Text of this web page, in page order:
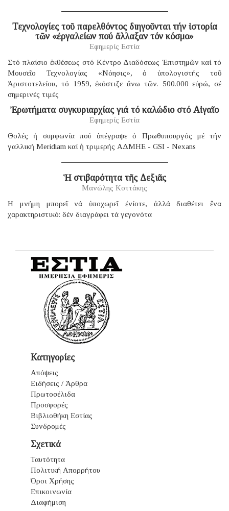
Τεχνολογίες τοῦ παρελθόντος διηγοῦνται τήν ἱστορία
τῶν «ἐργαλείων πού ἄλλαξαν τόν κόσμο»
Εφημερίς Εστία
Στό πλαίσιο ἐκθέσεως στό Κέντρο Διαδόσεως Ἐπιστημῶν καί τό
Μουσεῖο Τεχνολογίας «Νόησις», ὁ ὑπολογιστής τοῦ
Ἀριστοτελείου, τό 1959, ἐκόστιζε ἄνω τῶν. 500.000 εὐρώ, σέ
σημερινές τιμές
Ἐρωτήματα συγκυριαρχίας γιά τό καλώδιο στό Αἰγαῖο
Εφημερίς Εστία
Θολές ἡ συμφωνία πού ὑπέγραψε ὁ Πρωθυπουργός μέ τήν
γαλλική Μeridiam καί ἡ τριμερής ΑΔΜΗΕ - GSI - Nexans
Ἡ στιβαρότητα τῆς Δεξιᾶς
Μανώλης Κοττάκης
H μνήμη μπορεῖ νά ὑποχωρεῖ ἐνίοτε, ἀλλά διαθέτει ἕνα
χαρακτηριστικό: δέν διαγράφει τά γεγονότα
Κατηγορίες
Απόψεις
Ειδήσεις / Άρθρα
Πρωτοσέλιδα
Προσφορές
Βιβλιοθήκη Εστίας
Συνδρομές
Σχετικά
Ταυτότητα
Πολιτική Απορρήτου
Όροι Χρήσης
Επικοινωνία
Διαφήμιση